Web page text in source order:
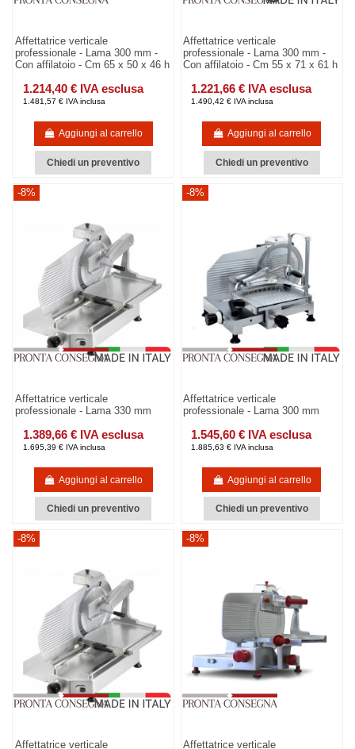
Affettatrice verticale
professionale - Lama 300 mm -
Con affilatoio - Cm 65 x 50 x 46 h
1.214,40 € IVA esclusa
1.481,57 € IVA inclusa
Aggiungi al carrello
Chiedi un preventivo
Affettatrice verticale
professionale - Lama 300 mm -
Con affilatoio - Cm 55 x 71 x 61 h
1.221,66 € IVA esclusa
1.490,42 € IVA inclusa
Aggiungi al carrello
Chiedi un preventivo
-8%
Affettatrice verticale
professionale - Lama 330 mm
1.389,66 € IVA esclusa
1.695,39 € IVA inclusa
Aggiungi al carrello
Chiedi un preventivo
-8%
Affettatrice verticale
professionale - Lama 300 mm
1.545,60 € IVA esclusa
1.885,63 € IVA inclusa
Aggiungi al carrello
Chiedi un preventivo
-8%
Affettatrice verticale
-8%
Affettatrice verticale